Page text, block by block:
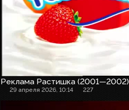
Реклама Растишка (2001—2002)
29 апреля 2026, 10:14 227